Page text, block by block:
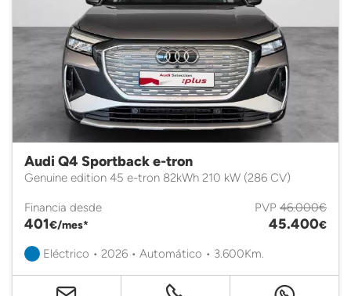
Audi Q4 Sportback e-tron
Genuine edition 45 e-tron 82kWh 210 kW (286 CV)
Financia desde
401€/mes*
PVP 46.000€
45.400€
Eléctrico • 2026 • Automático • 3.600Km.